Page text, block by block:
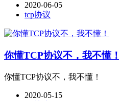
2020-06-05
tcp协议
你懂TCP协议不，我不懂！
你懂TCP协议不，我不懂！
2020-05-15